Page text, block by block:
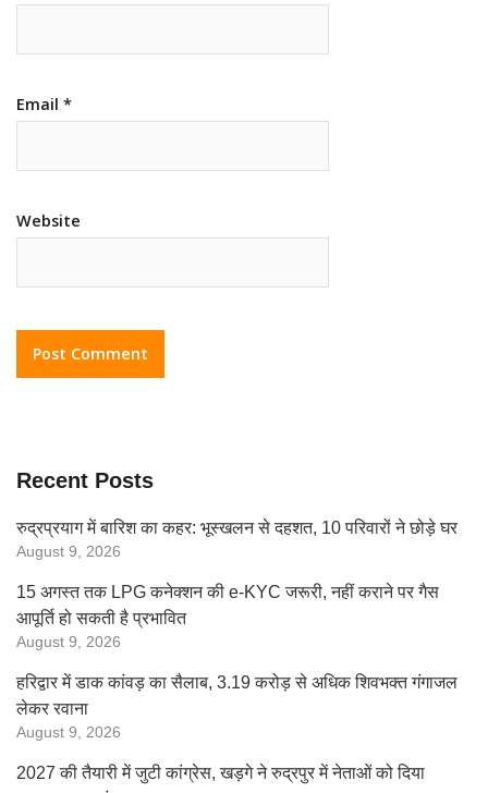
Email *
Website
Recent Posts
रुद्रप्रयाग में बारिश का कहर: भूस्खलन से दहशत, 10 परिवारों ने छोड़े घर
August 9, 2026
15 अगस्त तक LPG कनेक्शन की e-KYC जरूरी, नहीं कराने पर गैस
आपूर्ति हो सकती है प्रभावित
August 9, 2026
हरिद्वार में डाक कांवड़ का सैलाब, 3.19 करोड़ से अधिक शिवभक्त गंगाजल
लेकर रवाना
August 9, 2026
2027 की तैयारी में जुटी कांग्रेस, खड़गे ने रुद्रपुर में नेताओं को दिया